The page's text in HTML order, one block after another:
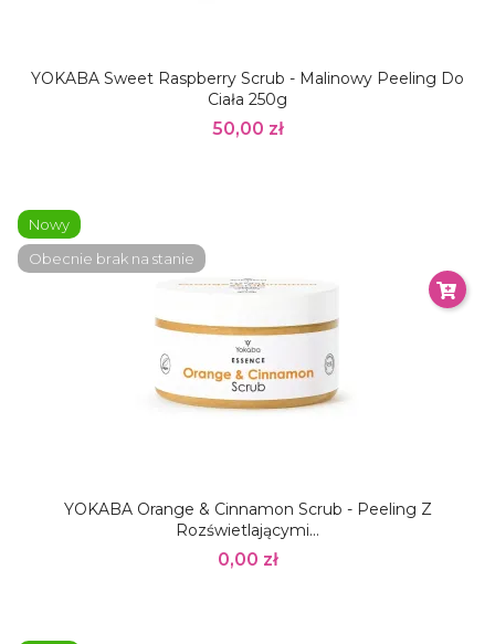
YOKABA Sweet Raspberry Scrub - Malinowy Peeling Do
Ciała 250g
50,00 zł
YOKABA Orange & Cinnamon Scrub - Peeling Z
Rozświetlającymi...
0,00 zł
Nowy
Obecnie brak na stanie